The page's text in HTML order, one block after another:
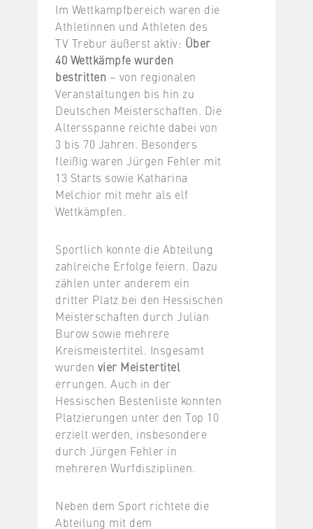
Im Wettkampfbereich waren die
Athletinnen und Athleten des
TV Trebur äußerst aktiv: Über
40 Wettkämpfe wurden
bestritten – von regionalen
Veranstaltungen bis hin zu
Deutschen Meisterschaften. Die
Altersspanne reichte dabei von
3 bis 70 Jahren. Besonders
fleißig waren Jürgen Fehler mit
13 Starts sowie Katharina
Melchior mit mehr als elf
Wettkämpfen.
Sportlich konnte die Abteilung
zahlreiche Erfolge feiern. Dazu
zählen unter anderem ein
dritter Platz bei den Hessischen
Meisterschaften durch Julian
Burow sowie mehrere
Kreismeistertitel. Insgesamt
wurden vier Meistertitel
errungen. Auch in der
Hessischen Bestenliste konnten
Platzierungen unter den Top 10
erzielt werden, insbesondere
durch Jürgen Fehler in
mehreren Wurfdisziplinen.
Neben dem Sport richtete die
Abteilung mit dem